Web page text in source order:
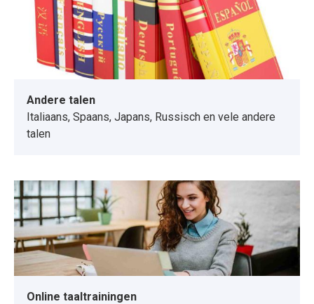
Andere talen
Italiaans, Spaans, Japans, Russisch en vele andere
talen
Online taaltrainingen